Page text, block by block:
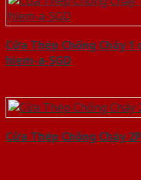
Cửa Thép Chống Cháy
hiem-a-SGD
Cửa Thép Chống Cháy